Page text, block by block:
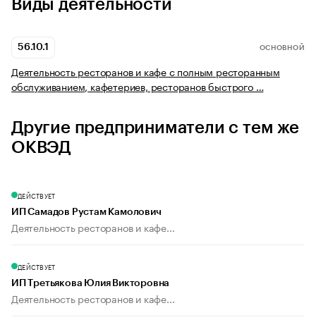
Виды деятельности
56.10.1 ОСНОВНОЙ
Деятельность ресторанов и кафе с полным ресторанным
обслуживанием, кафетериев, ресторанов быстрого …
Другие предприниматели с тем же
ОКВЭД
ДЕЙСТВУЕТ
ИП Самадов Рустам Камолович
Деятельность ресторанов и кафе...
ДЕЙСТВУЕТ
ИП Третьякова Юлия Викторовна
Деятельность ресторанов и кафе...